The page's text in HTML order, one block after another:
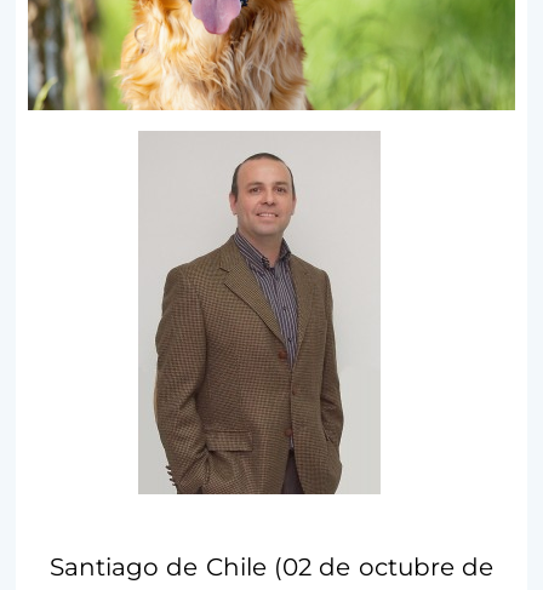
Santiago de Chile (02 de octubre de